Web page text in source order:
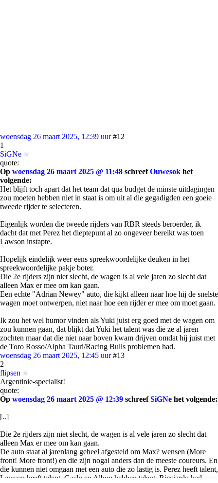
woensdag 26 maart 2025, 12:39 uur #12
1
SiGNe
quote:
Op woensdag 26 maart 2025 @ 11:48 schreefOuwesok het
volgende:
Het blijft toch apart dat het team dat qua budget de minste uitdagingen
zou moeten hebben niet in staat is om uit al die gegadigden een goeie
tweede rijder te selecteren.
Eigenlijk worden die tweede rijders van RBR steeds beroerder, ik
dacht dat met Perez het dieptepunt al zo ongeveer bereikt was toen
Lawson instapte.
Hopelijk eindelijk weer eens spreekwoordelijke deuken in het
spreekwoordelijke pakje boter.
Die 2e rijders zijn niet slecht, de wagen is al vele jaren zo slecht dat
alleen Max er mee om kan gaan.
Een echte "Adrian Newey" auto, die kijkt alleen naar hoe hij de snelste
wagen moet ontwerpen, niet naar hoe een rijder er mee om moet gaan.
Ik zou het wel humor vinden als Yuki juist erg goed met de wagen om
zou kunnen gaan, dat blijkt dat Yuki het talent was die ze al jaren
zochten maar dat die niet naar boven kwam drijven omdat hij juist met
de Toro Rosso/Alpha Tauri/Racing Bulls problemen had.
woensdag 26 maart 2025, 12:45 uur #13
2
flipsen
Argentinie-specialist!
quote:
Op woensdag 26 maart 2025 @ 12:39 schreefSiGNe het volgende:
[..]
Die 2e rijders zijn niet slecht, de wagen is al vele jaren zo slecht dat
alleen Max er mee om kan gaan.
De auto staat al jarenlang geheel afgesteld om Max? wensen (More
front! More front!) en die zijn nogal anders dan de meeste coureurs. En
die kunnen niet omgaan met een auto die zo lastig is. Perez heeft talent,
Lawson heeft talent, Gasly en Albon hebben talent, Ricciardo had